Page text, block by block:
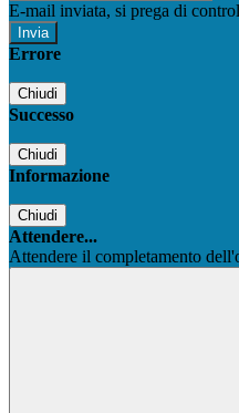
E-mail inviata, si prega di
Errore
Chiudi
Successo
Chiudi
Informazione
Chiudi
Attendere...
Attendere il completamento